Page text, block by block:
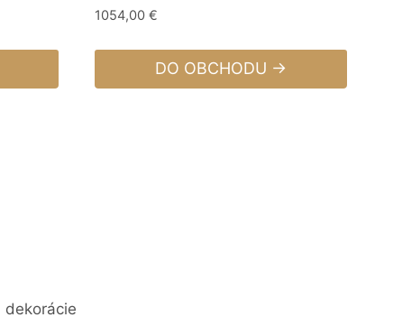
1054,00 €
DO OBCHODU →